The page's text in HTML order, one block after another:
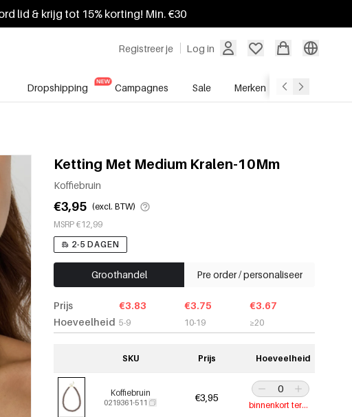
lid & krijg tot 15% korting! Min. €30
Registreer je Log in
Dropshipping Campagnes Sale Merken
Ketting Met Medium Kralen-10Mm
Koffiebruin
€3,95 (excl. BTW)
MSRP €12,99
2-5 DAGEN
Groothandel Pre order / personaliseer
Prijs
Hoeveelheid
€3.83
5-9
€3.75
10-19
€3.67
≥20
SKU Prijs Hoeveelheid
Koffiebruin
0219361-511 €3,95
binnenkort terug